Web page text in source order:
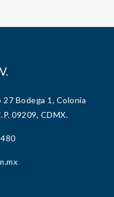
27 Bodega 1, Colonia
09209, CDMX.